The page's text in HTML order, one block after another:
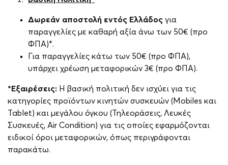
Δωρεάν αποστολή εντός Ελλάδος για
παραγγελίες με καθαρή αξία άνω των 50€ (προ
ΦΠΑ)*.
Για παραγγελίες κάτω των 50€ (προ ΦΠΑ),
υπάρχει χρέωση μεταφορικών 3€ (προ ΦΠΑ).
*Εξαιρέσεις: Η βασική πολιτική δεν ισχύει για τις
κατηγορίες προϊόντων κινητών συσκευών (Mobiles και
Tablet) και μεγάλου όγκου (Τηλεοράσεις, Λευκές
Συσκευές, Air Condition) για τις οποίες εφαρμόζονται
ειδικοί όροι μεταφορικών, όπως περιγράφονται
παρακάτω.